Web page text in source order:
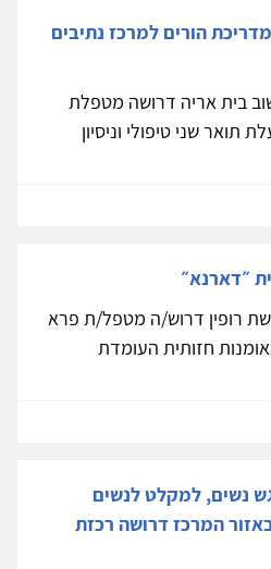
הורים למרכז נתיבים
בית אריה דרושה מטפלת
תואר שני טיפולי וניסיון
״דארנא״
רופין דרוש/ה מטפל/ת פרא
חזותית העומדת
נשים, למקלט לנשים
המרכז דרושה רכזת